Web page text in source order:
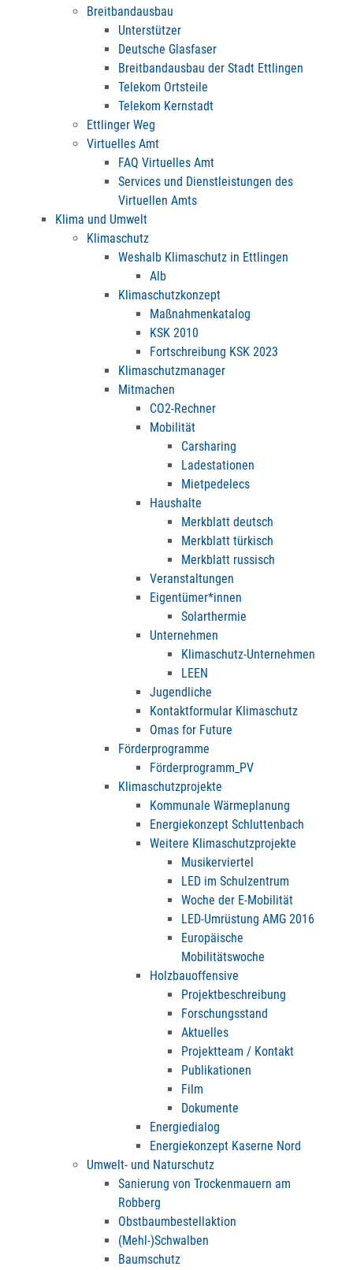
Breitbandausbau
Unterstützer
Deutsche Glasfaser
Breitbandausbau der Stadt Ettlingen
Telekom Ortsteile
Telekom Kernstadt
Ettlinger Weg
Virtuelles Amt
FAQ Virtuelles Amt
Services und Dienstleistungen des
Virtuellen Amts
Klima und Umwelt
Klimaschutz
Weshalb Klimaschutz in Ettlingen
Alb
Klimaschutzkonzept
Maßnahmenkatalog
KSK 2010
Fortschreibung KSK 2023
Klimaschutzmanager
Mitmachen
CO2-Rechner
Mobilität
Carsharing
Ladestationen
Mietpedelecs
Haushalte
Merkblatt deutsch
Merkblatt türkisch
Merkblatt russisch
Veranstaltungen
Eigentümer*innen
Solarthermie
Unternehmen
Klimaschutz-Unternehmen
LEEN
Jugendliche
Kontaktformular Klimaschutz
Omas for Future
Förderprogramme
Förderprogramm_PV
Klimaschutzprojekte
Kommunale Wärmeplanung
Energiekonzept Schluttenbach
Weitere Klimaschutzprojekte
Musikerviertel
LED im Schulzentrum
Woche der E-Mobilität
LED-Umrüstung AMG 2016
Europäische
Mobilitätswoche
Holzbauoffensive
Projektbeschreibung
Forschungsstand
Aktuelles
Projektteam / Kontakt
Publikationen
Film
Dokumente
Energiedialog
Energiekonzept Kaserne Nord
Umwelt- und Naturschutz
Sanierung von Trockenmauern am
Robberg
Obstbaumbestellaktion
(Mehl-)Schwalben
Baumschutz